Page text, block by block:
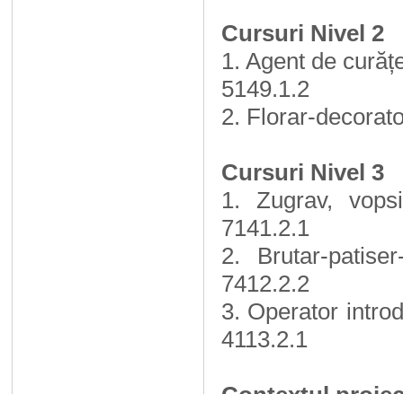
Cursuri Nivel 2
1. Agent de
5149.1.2
2. Florar-
Cursuri Nivel 3
1. Zugrav,
7141.2.1
2. Brutar-
7412.2.2
3. Operator
4113.2.1